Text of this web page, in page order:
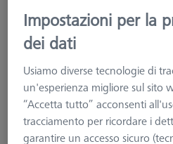
Impostazioni per la
dei dati
Usiamo diverse tecnologie di
un'esperienza migliore sul sito
“Accetta tutto” acconsenti
tracciamento per ricordare i
garantire un accesso sicuro